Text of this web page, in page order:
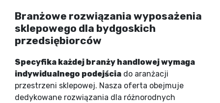
Branżowe rozwiązania wyposażenia
sklepowego dla bydgoskich
przedsiębiorców
Specyfika każdej branży handlowej wymaga
indywidualnego podejścia do aranżacji
przestrzeni sklepowej. Nasza oferta obejmuje
dedykowane rozwiązania dla różnorodnych